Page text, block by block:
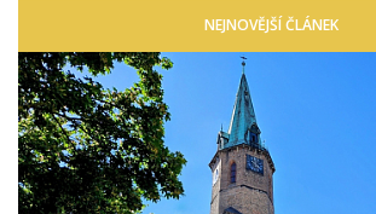
NEJNOVĚJŠÍ ČLÁNEK